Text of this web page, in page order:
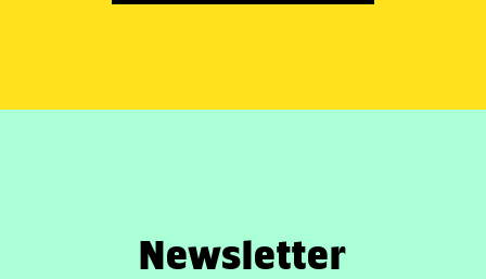
Newsletter